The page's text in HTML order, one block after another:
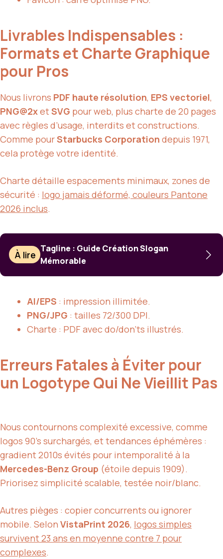
Livrables Indispensables :
Formats et Charte Graphique
pour Pros
Nous livrons PDF haute résolution, EPS vectoriel,
PNG@2xetSVG pour web, plus charte de 20 pages
avec règles d’usage, interdits et constructions.
Comme pourStarbucks Corporation depuis 1971,
cela protège votre identité.
Charte détaille espacements minimaux, zones de
sécurité : logo jamais déformé, couleurs Pantone
2026 inclus.
À lire
Tagline : Guide Création Slogan
Mémorable
AI/EPS : impression illimitée.
PNG/JPG : tailles 72/300 DPI.
Charte : PDF avec do/don’ts illustrés.
Erreurs Fatales à Éviter pour
un Logotype Qui Ne Vieillit Pas
Nous contournons complexité excessive, comme
logos 90’s surchargés, et tendances éphémères :
gradient 2010s évités pour intemporalité à la
Mercedes-Benz Group (étoile depuis 1909).
Priorisez simplicité scalable, testée noir/blanc.
Autres pièges : copier concurrents ou ignorer
mobile. Selon VistaPrint 2026, logos simples
survivent 23 ans en moyenne contre 7 pour
complexes.